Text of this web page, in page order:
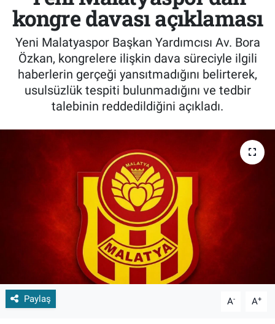
kongre davası açıklaması
Yeni Malatyaspor Başkan Yardımcısı Av. Bora
Özkan, kongrelere ilişkin dava süreciyle ilgili
haberlerin gerçeği yansıtmadığını belirterek,
usulsüzlük tespiti bulunmadığını ve tedbir
talebinin reddedildiğini açıkladı.
Paylaş A- A+